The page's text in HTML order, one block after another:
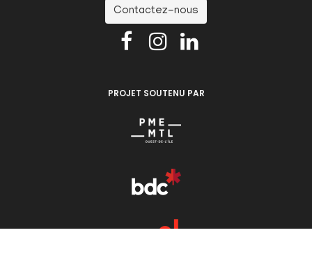
Contactez-nous
  
PROJET SOUTENU PAR